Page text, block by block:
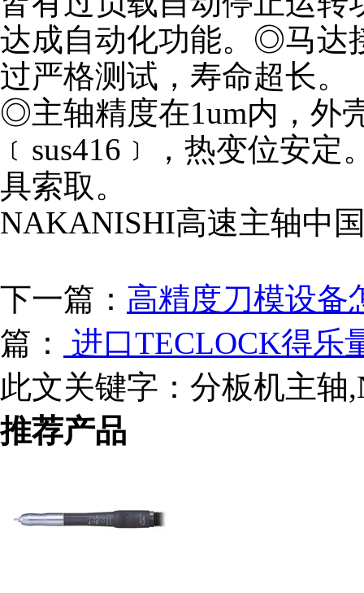
达成自动化功能。◎马达
过严格测试，寿命超长。
◎主轴精度在1um内，外
﹝sus416﹞，热变位安
具索取。
NAKANISHI高速主轴中
下一篇： 高精度刀模设备
篇：
进口TECLOCK得乐
此文关键字： 分板机主轴
推荐产品